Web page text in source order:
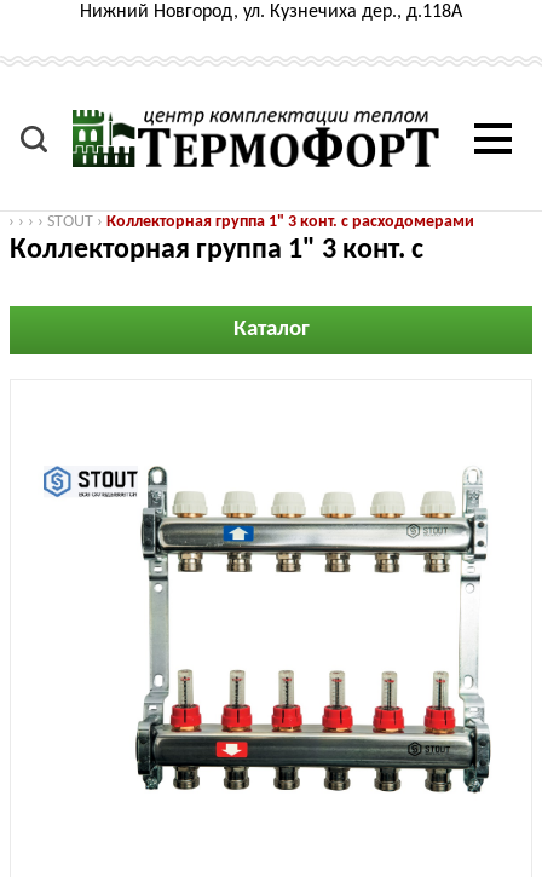
Нижний Новгород, ул. Кузнечиха дер., д.118А
› › › › STOUT › Коллекторная группа 1" 3 конт. с расходомерами
Коллекторная группа 1" 3 конт. с
Каталог